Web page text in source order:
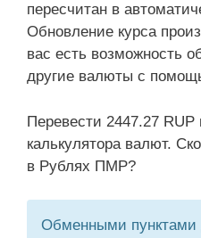
пересчитан в
Обновление курса
вас есть возможность
другие валюты с
Перевести 2447.27
калькулятора валют.
в Рублях ПМР?
Обменными пунктами